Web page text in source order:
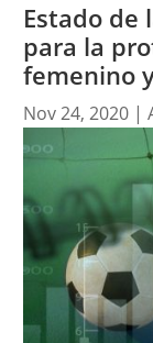
Estado de
para la
femenino
Nov 24, 2020|